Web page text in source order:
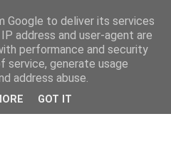
Google to deliver its services
address and user-agent are
performance and security
service, generate usage
address abuse.
GOT IT